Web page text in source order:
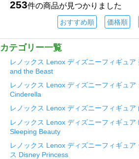
253件の商品が見つかりました
おすすめ順 価格順
カテゴリー一覧
レノックス Lenox ディズニーフィギュア
and the Beast
レノックス Lenox ディズニーフィギュア
Cinderella
レノックス Lenox ディズニーフィギュア
レノックス Lenox ディズニーフィギュア
Sleeping Beauty
レノックス Lenox ディズニーフィギュア
ス Disney Princess